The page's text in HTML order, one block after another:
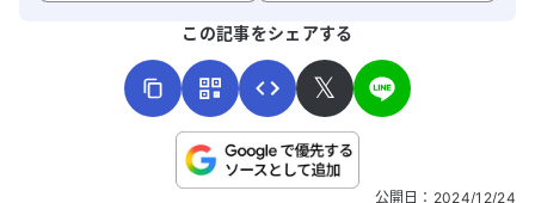
握力も低下しています。手の親指根本の筋
肉も明らかに薄くなっています。今後どの
ように進めていくべきか、ご意見をいただ
けると助かります。
こちらは送信専用のフォームです。氏名やご自身の病気の詳細な
この記事をシェアする
𝕏
公開日 ： 2024/12/24